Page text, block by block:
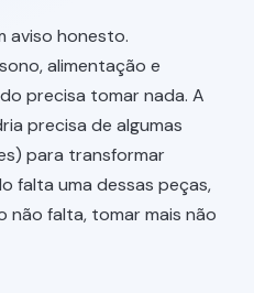
aviso honesto.
alimentação e
precisa tomar nada. A
precisa de algumas
para transformar
falta uma dessas peças,
não falta, tomar mais não